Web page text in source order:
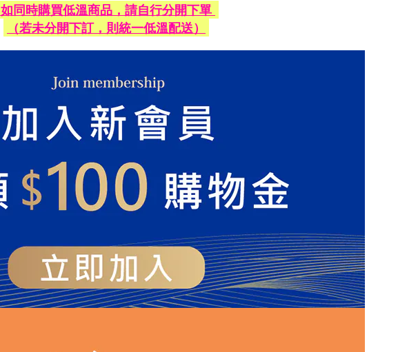
如同時購買低溫商品，請自行分開下單
（若未分開下訂，則統一低溫配送）